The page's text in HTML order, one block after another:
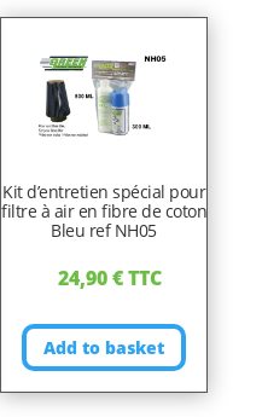
Kit d’entretien spécial pour
filtre à air en fibre de coton
Bleu ref NH05
24,90€TTC
Add to basket